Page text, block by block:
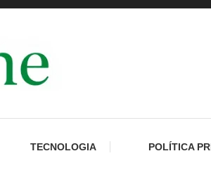
TECNOLOGIA POLÍTICA